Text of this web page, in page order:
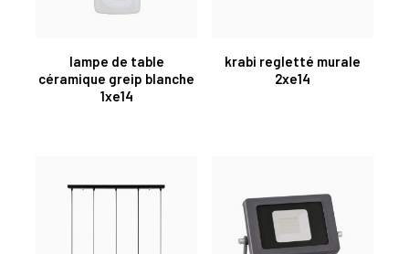
lampe de table
céramique greip blanche
1xe14
krabi regletté murale
2xe14